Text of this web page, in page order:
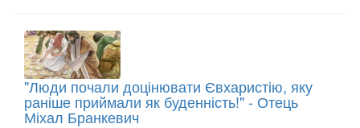
"Люди почали доцінювати Євхаристію, яку
раніше приймали як буденність!" - Отець
Міхал Бранкевич